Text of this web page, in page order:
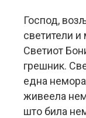
Господ,
светители и
Светиот
грешник.
една
живеела
што била